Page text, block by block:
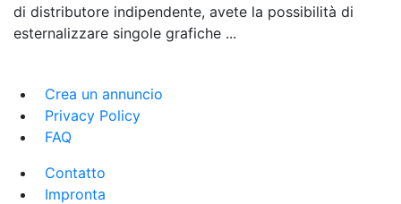
di distributore indipendente, avete la possibilità di
esternalizzare singole grafiche ...
Crea un annuncio
Privacy Policy
FAQ
Contatto
Impronta